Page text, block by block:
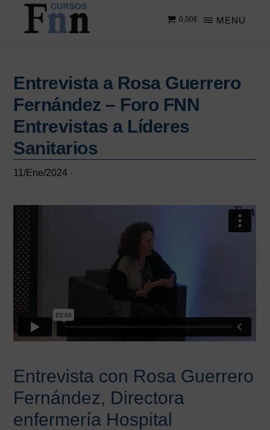
Saltar
contenido
Saltar
principal
online
MENU
0,00€
Entrevista a Rosa Guerrero
Fernández – Foro FNN
Entrevistas a Líderes
Sanitarios
11/Ene/2024 ·
Entrevista con Rosa Guerrero
Fernández, Directora
enfermería Hospital